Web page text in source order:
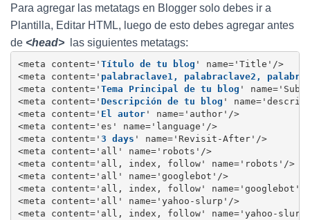
Para agregar las metatags en Blogger solo debes ir a
Plantilla, Editar HTML, luego de esto debes agregar antes
de <head> las siguientes metatags:
<meta content=' Título de tu blog ' name='Title'/>
<meta content=' palabraclave1, palabraclave2,
<meta content=' Tema Principal de tu blog '
<meta content=' Descripción de tu blog '
<meta content=' El autor' name='author'/>
<meta content='es' name='language'/>
<meta content=' 3 days ' name='Revisit-After'/>
<meta content='all' name='robots'/>
<meta content='all, index, follow' name='robots'/>
<meta content='all' name='googlebot'/>
<meta content='all, index, follow' name='googlebot'/
<meta content='all' name='yahoo-slurp'/>
<meta content='all, index, follow' name='yahoo-